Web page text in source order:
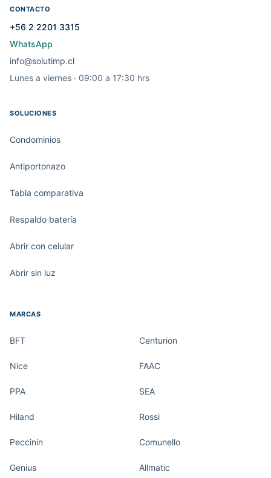
CONTACTO
+56 2 2201 3315
WhatsApp
info@solutimp.cl
Lunes a viernes · 09:00 a 17:30 hrs
SOLUCIONES
Condominios
Antiportonazo
Tabla comparativa
Respaldo batería
Abrir con celular
Abrir sin luz
MARCAS
BFT Centurion
Nice FAAC
PPA SEA
Hiland Rossi
Peccinin Comunello
Genius Allmatic